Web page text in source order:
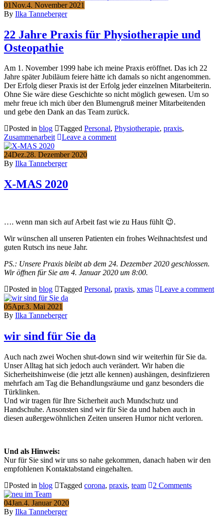
01Nov.4. November 2021
By Ilka Tanneberger
22 Jahre Praxis für Physiotherapie und
Osteopathie
Am 1. November 1999 habe ich meine Praxis eröffnet. Das ich 22
Jahre später Jubiläum feiere hätte ich damals so nicht angenommen.
Der Erfolg dieser Praxis ist der Erfolg jeder einzelnen Mitarbeiterin.
Ohne Sie wäre diese Geschichte so nicht möglich gewesen. Um so
mehr freue ich mich über den Blumengruß meiner Mitarbeitenden
und gebe den Dank an das Team zurück.
Posted in blog Tagged Personal, Physiotherapie, praxis,
Zusammenarbeit
Leave a comment
24Dez.28. Dezember 2020
By Ilka Tanneberger
X-MAS 2020
…. wenn man sich auf Arbeit fast wie zu Haus fühlt 😉.
Wir wünschen all unseren Patienten ein frohes Weihnachtsfest und
guten Rutsch ins neue Jahr.
PS.: Unsere Praxis bleibt ab dem 24. Dezember 2020 geschlossen.
Wir öffnen für Sie am 4. Januar 2020 um 8:00.
Posted in blog Tagged Personal, praxis, xmas Leave a comment
05Apr.3. Mai 2021
By Ilka Tanneberger
wir sind für Sie da
Auch nach zwei Wochen shut-down sind wir weiterhin für Sie da.
Unser Alltag hat sich jedoch auch verändert. Wir haben die
Sicherheitshinweise (die jetzt alle kennen) aushängen, desinfizieren
mehrfach am Tag die Behandlungsräume und ganz besonders die
Türklinken.
Und wir tragen für Ihre Sicherheit auch Mundschutz und
Handschuhe. Ansonsten sind wir für Sie da und haben auch in
diesen außergewöhnlichen Zeiten unseren Humor nicht verloren.
Und als Hinweis:
Nur für Sie sind wir uns so nahe gekommen, danach haben wir den
empfohlenen Kontaktabstand eingehalten.
Posted in blog Tagged corona, praxis, team 2 Comments
04Jan.4. Januar 2020
By Ilka Tanneberger